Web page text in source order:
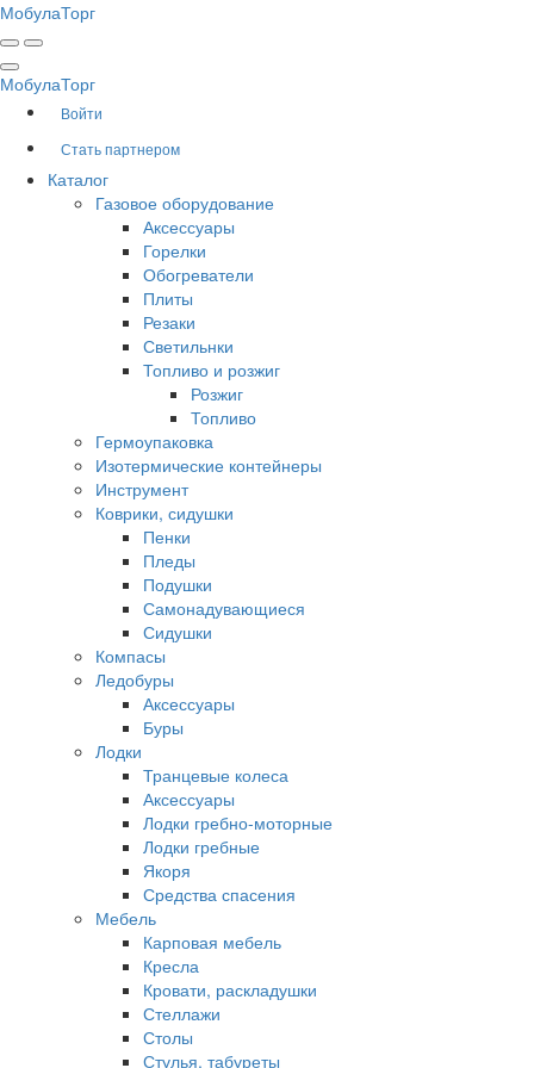
МобулаТорг
МобулаТорг
Войти
Стать партнером
Каталог
Газовое оборудование
Аксессуары
Горелки
Обогреватели
Плиты
Резаки
Светильнки
Топливо и розжиг
Розжиг
Топливо
Гермоупаковка
Изотермические контейнеры
Инструмент
Коврики, сидушки
Пенки
Пледы
Подушки
Самонадувающиеся
Сидушки
Компасы
Ледобуры
Аксессуары
Буры
Лодки
Транцевые колеса
Аксессуары
Лодки гребно-моторные
Лодки гребные
Якоря
Средства спасения
Мебель
Карповая мебель
Кресла
Кровати, раскладушки
Стеллажи
Столы
Стулья, табуреты